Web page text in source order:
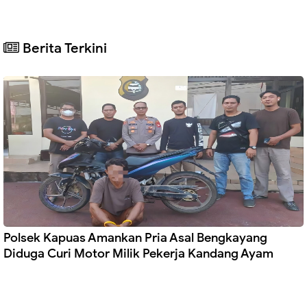
Berita Terkini
Polsek Kapuas Amankan Pria Asal Bengkayang
Diduga Curi Motor Milik Pekerja Kandang Ayam